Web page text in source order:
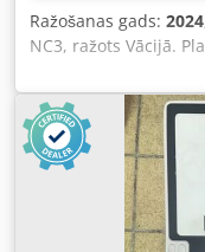
Ražošanas gads: 2024
NC3, ražots Vācijā.
garums: 50 cm. Tips:
Aoqvuigjpmek